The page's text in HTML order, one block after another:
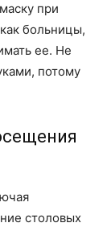
при
больницы,
ее. Не
потому
столовых